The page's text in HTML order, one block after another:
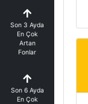
Son 3 Ayda
En Çok
Artan
Fonlar
Son 6 Ayda
En Çok